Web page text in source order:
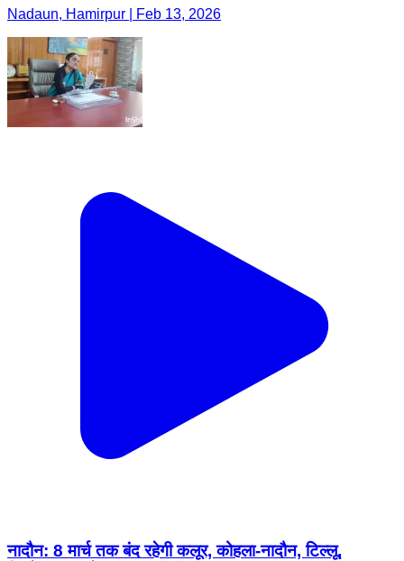
Nadaun, Hamirpur | Feb 13, 2026
नादौन: 8 मार्च तक बंद रहेगी कलूर, कोहला-नादौन, टिल्लू,